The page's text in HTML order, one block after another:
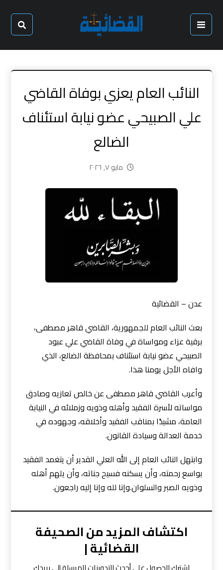
النائب العام يعزي بوفاة القاضي
علي الصبيحي عضو نيابة استئناف
الضالع
مايو ٧, ٢٠٢٦
عدن – القضائية
بعث النائب العام للجمهورية، القاضي قاهر مصطفى،
برقية عزاء ومواساة في وفاة القاضي علي عبود
الصبيحي عضو نيابة استئناف بمحافظة الضالع، الذي
وافاه الأجل يومنا هذا.
وأعرب القاضي قاهر مصطفى عن خالص تعازيه وصادق
مواساته لأسرة الفقيد وأهله وذويه وزملائه في النيابة
العامة، مشيدًا بمناقب الفقيد وأخلاقه، وجهوده في
خدمة العدالة وسيادة القانون.
وابتهل النائب العام إلى الله العلي القدير أن يتغمد الفقيد
بواسع رحمته، وأن يسكنه فسيح جناته، وأن يلهم أهله
وذويه الصبر والسلوان.وإنا لله وإنا إليه راجعون.
اكتشاف المزيد من الصحيفة
القضائية |